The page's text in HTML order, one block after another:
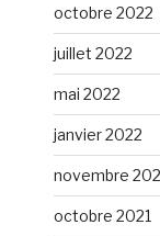
octobre 2022
juillet 2022
mai 2022
janvier 2022
novembre
octobre 2021